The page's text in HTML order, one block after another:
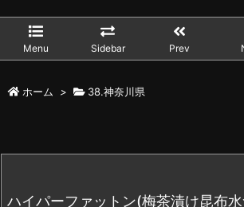
Menu Sidebar Prev
ホーム > 38.神奈川県
ハイパーファットン(梅茶漬け昆布